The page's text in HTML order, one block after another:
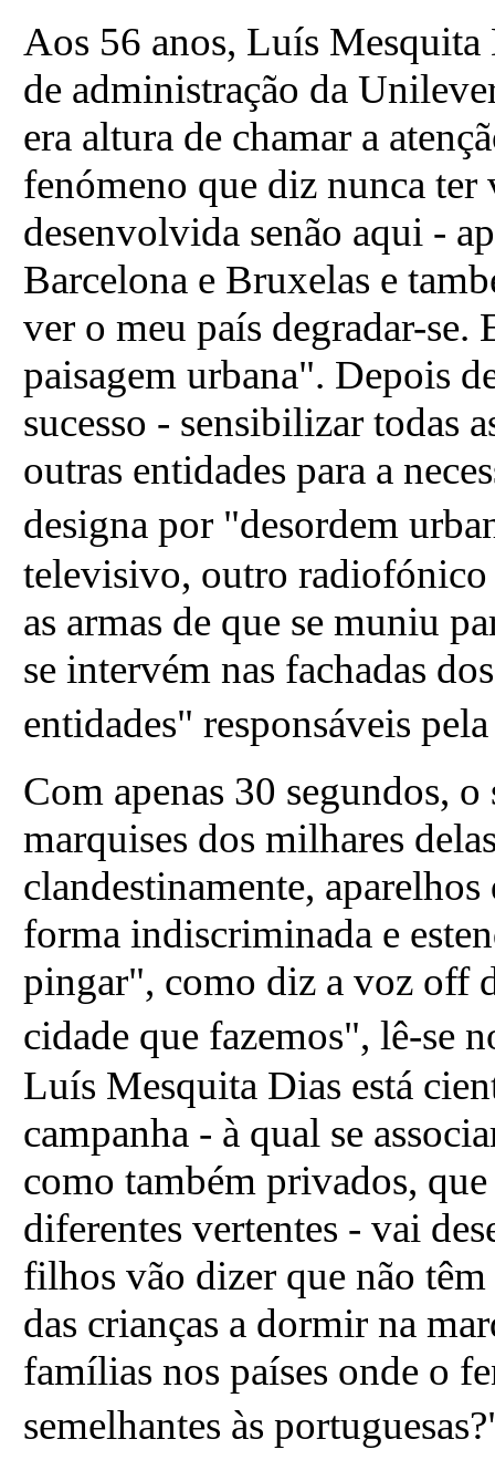
Aos 56 anos, Luís Mesquita
de administração da
era altura de chamar a
fenómeno que diz nunca
desenvolvida senão aqui -
Barcelona e Bruxelas e
ver o meu país degradar-se.
paisagem urbana". Depois
sucesso - sensibilizar todas
outras entidades para a
designa por "desordem
televisivo, outro radiofónico
as armas de que se muniu
se intervém nas fachadas
entidades" responsáveis
Com apenas 30 segundos,
marquises dos milhares
clandestinamente,
forma indiscriminada e
pingar", como diz a voz off
cidade que fazemos", lê-se
Luís Mesquita Dias está
campanha - à qual se
como também privados, que
diferentes vertentes - vai
filhos vão dizer que não
das crianças a dormir na
famílias nos países onde o
semelhantes às